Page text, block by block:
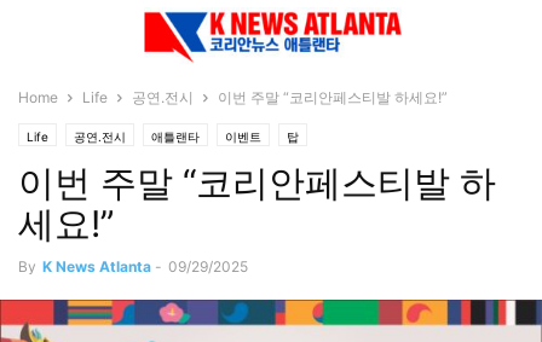
Home Life 공연.전시 이번 주말 “코리안페스티발 하세요!”
Life 공연.전시 애틀랜타 이벤트 탑
이번 주말 “코리안페스티발 하
세요!”
By K News Atlanta - 09/29/2025